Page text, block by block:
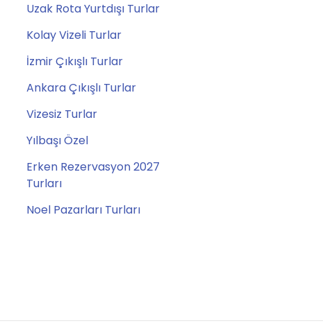
Uzak Rota Yurtdışı Turlar
Kolay Vizeli Turlar
İzmir Çıkışlı Turlar
Ankara Çıkışlı Turlar
Vizesiz Turlar
Yılbaşı Özel
Erken Rezervasyon 2027
Turları
Noel Pazarları Turları